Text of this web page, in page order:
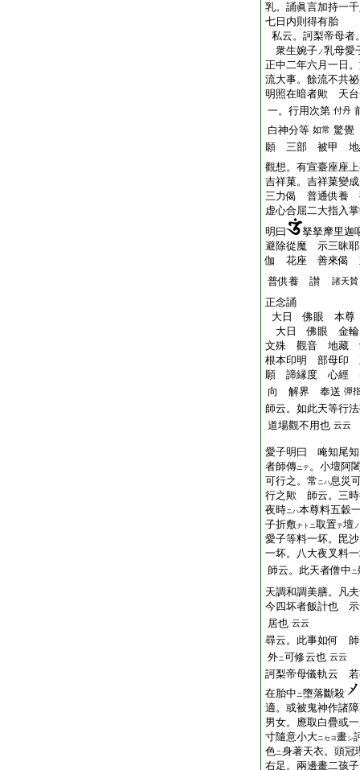
乳。誦眞言加持一
七日内則得有胎
私云。訶梨帝母者
衆生婉子ノ乳母愛
正中二年六月一日
流大事。餘流不共
明照在暗者歟 天台
一。行用次第 付丹
白神分等 如常 驚覺
願 三部 被甲 地
觀想。有宣臺座座
吉祥菓。吉祥菓變
三力偈 普通供養
虚心合屈二大指入
明曰
拏拏摩里迦
避除從魔 示三昧
伽 花座 善來偈
普供養 讃
諸天賛
正念誦
大日 佛眼 本
大日 佛眼 金
文殊 觀音 地藏
根本印明 部母
願 諦縁度 心經
向 解界 奉送 彈
師云。如此天等行
道場觀不用也 云云
愛子明曰 唵知尾知
者師傳ニテ。小壇阿
可行之。常ニハ息災
行之歟 師云。三
夜時ニハ本尊料五穀
子折敷ナトニ取置テ壇ノ
愛子等料一坏。毘
一坏。八大夜叉料
師云。此天者僧中ニ
天調和調美膳。凡
今四坏者飯計也 示
居也 云云
尋云。此事如何 師
外ニ可修云也 云云
訶梨帝母儀軌云 若
在胎中ニ墮落斷殺
適。或被鬼神作諸
男女。應取白疊或
寸隨意小大ニセヨ畫シ
色ニ身著天衣。頭冠
右足。兩邊畫二孩